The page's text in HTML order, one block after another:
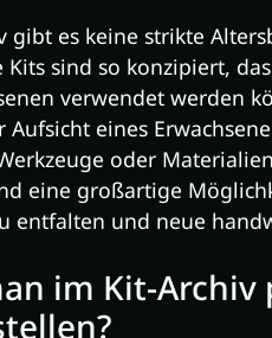
gibt es keine strikte
Kits sind so konzipiert,
verwendet werden
Aufsicht eines
oder
eine großartige
entfalten und neue
im Kit-Archiv